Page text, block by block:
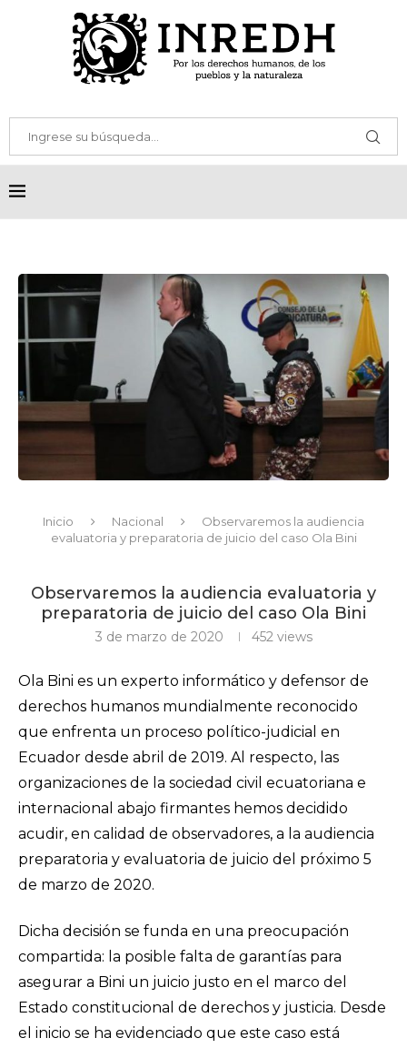
Inicio Nacional
Observaremos la audiencia
evaluatoria y preparatoria de juicio del caso Ola Bini
Observaremos la audiencia evaluatoria y
preparatoria de juicio del caso Ola Bini
3 de marzo de 2020 452views
Ola Bini es un experto informático y defensor de
derechos humanos mundialmente reconocido
que enfrenta un proceso político-judicial en
Ecuador desde abril de 2019. Al respecto, las
organizaciones de la sociedad civil ecuatoriana e
internacional abajo firmantes hemos decidido
acudir, en calidad de observadores, a la audiencia
preparatoria y evaluatoria de juicio del próximo 5
de marzo de 2020.
Dicha decisión se funda en una preocupación
compartida: la posible falta de garantías para
asegurar a Bini un juicio justo en el marco del
Estado constitucional de derechos y justicia. Desde
el inicio se ha evidenciado que este caso está